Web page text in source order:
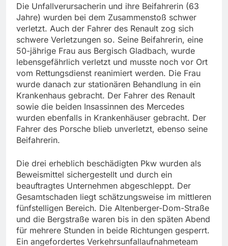
Die Unfallverursacherin und ihre Beifahrerin (63
Jahre) wurden bei dem Zusammenstoß schwer
verletzt. Auch der Fahrer des Renault zog sich
schwere Verletzungen so. Seine Beifahrerin, eine
50-jährige Frau aus Bergisch Gladbach, wurde
lebensgefährlich verletzt und musste noch vor Ort
vom Rettungsdienst reanimiert werden. Die Frau
wurde danach zur stationären Behandlung in ein
Krankenhaus gebracht. Der Fahrer des Renault
sowie die beiden Insassinnen des Mercedes
wurden ebenfalls in Krankenhäuser gebracht. Der
Fahrer des Porsche blieb unverletzt, ebenso seine
Beifahrerin.
Die drei erheblich beschädigten Pkw wurden als
Beweismittel sichergestellt und durch ein
beauftragtes Unternehmen abgeschleppt. Der
Gesamtschaden liegt schätzungsweise im mittleren
fünfstelligen Bereich. Die Altenberger-Dom-Straße
und die Bergstraße waren bis in den späten Abend
für mehrere Stunden in beide Richtungen gesperrt.
Ein angefordertes Verkehrsunfallaufnahmeteam